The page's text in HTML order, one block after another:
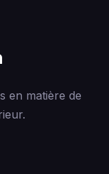
en matière de